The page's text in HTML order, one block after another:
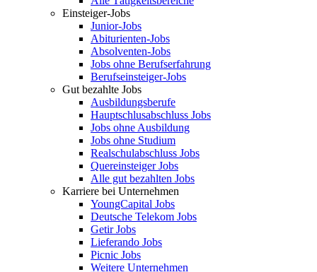
Einsteiger-Jobs
Junior-Jobs
Abiturienten-Jobs
Absolventen-Jobs
Jobs ohne Berufserfahrung
Berufseinsteiger-Jobs
Gut bezahlte Jobs
Ausbildungsberufe
Hauptschlusabschluss Jobs
Jobs ohne Ausbildung
Jobs ohne Studium
Realschulabschluss Jobs
Quereinsteiger Jobs
Alle gut bezahlten Jobs
Karriere bei Unternehmen
YoungCapital Jobs
Deutsche Telekom Jobs
Getir Jobs
Lieferando Jobs
Picnic Jobs
Weitere Unternehmen